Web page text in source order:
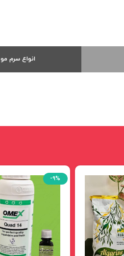
انواع سرم مو
-۹%